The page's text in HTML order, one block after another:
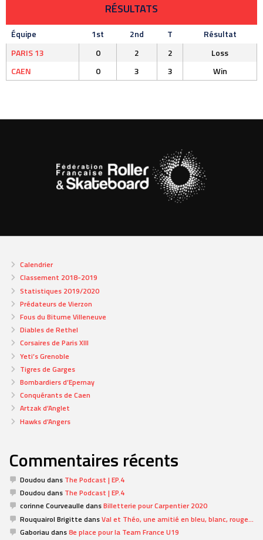
RÉSULTATS
Équipe 1st 2nd T
Résultat
PARIS 13
0 2 2
Loss
CAEN
0 3 3 Win
Calendrier
Classement 2018-2019
Statistiques 2019/2020
Prédateurs de Vierzon
Fous du Bitume Villeneuve
Diables de Rethel
Corsaires de Paris XIII
Yeti’s Grenoble
Tigres de Garges
Bombardiers d’Epernay
Conquérants de Caen
Artzak d’Anglet
Hawks d’Angers
Commentaires récents
Doudou dans The Podcast | EP.4
Doudou dans The Podcast | EP.4
corinne CourveaulledansBilletterie pour Carpentier 2020
Rouquairol BrigittedansVal et Théo, une amitié en bleu, blanc, rouge…
Gaboriau dans8e place pour la Team France U19